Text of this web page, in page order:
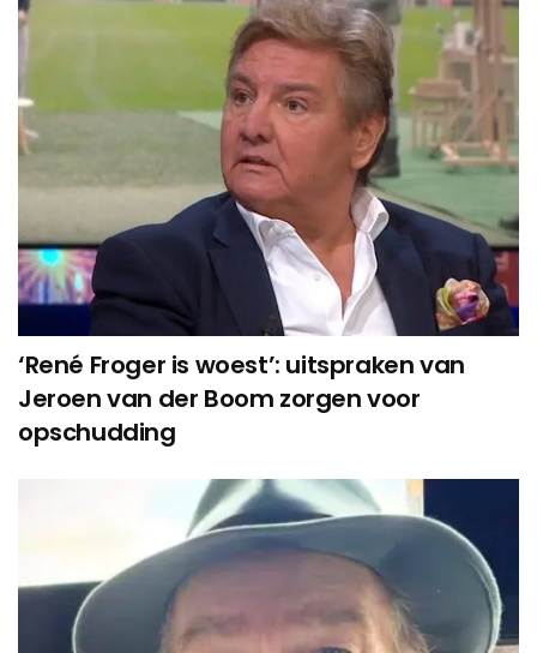
‘René Froger is woest’: uitspraken van
Jeroen van der Boom zorgen voor
opschudding